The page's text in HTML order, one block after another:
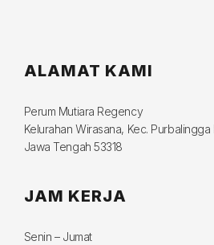
ALAMAT KAMI
Perum Mutiara Regency
Kelurahan Wirasana, Kec.
Jawa Tengah 53318
JAM KERJA
Senin – Jumat